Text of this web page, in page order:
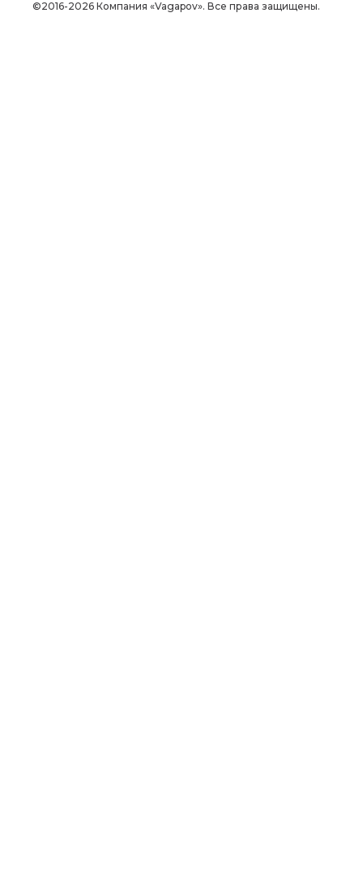
©2016-2026 Компания «Vagapov». Все права защищены.